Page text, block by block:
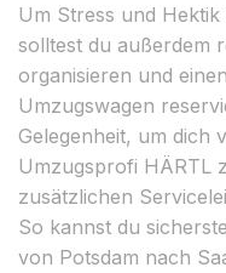
Um Stress und
solltest du außerdem
organisieren und
Umzugswagen
Gelegenheit, um dich
Umzugsprofi HÄRTL
zusätzlichen
So kannst du
von Potsdam nach